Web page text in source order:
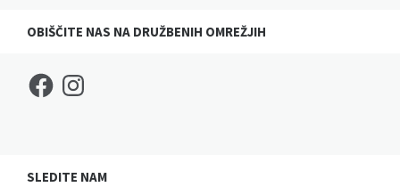
OBIŠČITE NAS NA DRUŽBENIH OMREŽJIH
FacebookInstagram
SLEDITE NAM